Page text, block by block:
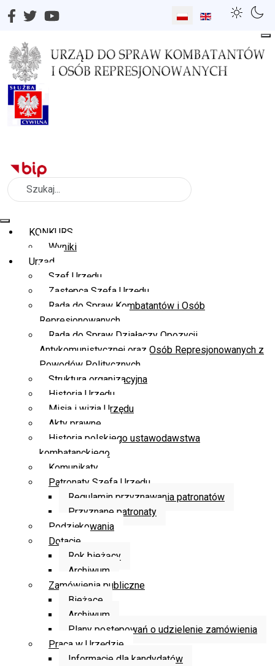
Wybierz swój język
Szukaj
KONKURS
Wyniki
Urząd
Szef Urzędu
Zastępca Szefa Urzędu
Rada do Spraw Kombatantów i Osób
Represjonowanych
Rada do Spraw Działaczy Opozycji
Antykomunistycznej oraz Osób Represjonowanych z
Powodów Politycznych
Struktura organizacyjna
Historia Urzędu
Misja i wizja Urzędu
Akty prawne
Historia polskiego ustawodawstwa
kombatanckiego
Komunikaty
Patronaty Szefa Urzędu
Regulamin przyznawania patronatów
Przyznane patronaty
Podziękowania
Dotacje
Rok bieżący
Archiwum
Zamówienia publiczne
Bieżące
Archiwum
Plany postępowań o udzielenie zamówienia
Praca w Urzędzie
Informacje dla kandydatów